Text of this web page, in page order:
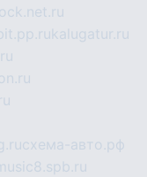
kalugatur.ru
схема-авто.рф
music8.spb.ru